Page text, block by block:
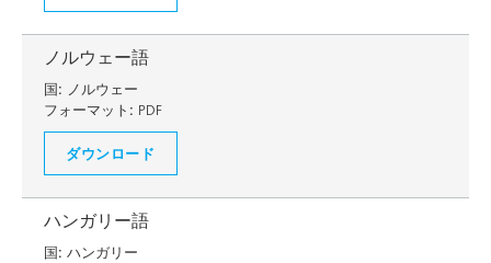
ノルウェー語
国: ノルウェー
フォーマット: PDF
ダウンロード
ハンガリー語
国: ハンガリー